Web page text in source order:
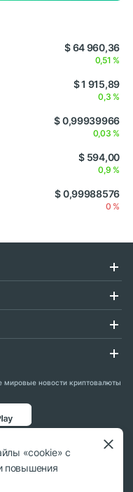
$ 64 960,36
0,51 %
$ 1 915,89
0,3 %
$ 0,99939966
0,03 %
$ 594,00
0,9 %
$ 0,99988576
0 %
мировые новости криптовалюты
«cookie» с
повышения